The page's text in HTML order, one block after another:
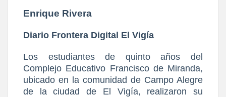
Enrique Rivera
Diario Frontera Digital El Vigía
Los estudiantes de quinto años del
Complejo Educativo Francisco de Miranda,
ubicado en la comunidad de Campo Alegre
de la ciudad de El Vigía, realizaron su